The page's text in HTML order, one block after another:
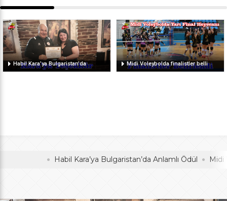
Habil Kara’ya Bulgaristan’da Midi Voleybolda finalistler belli
Habil Kara’ya Bulgaristan’da Anlamlı Ödül Midi